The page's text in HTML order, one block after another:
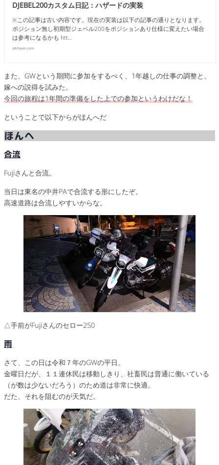
DJEBEL200カスタム日記：ハザードの実装
※この記事は古い内容です。現在の実装は以下の記事の通りとなります。
ポジション無し初期型ジェベル200をポジションあり仕様に変えたい場合
は参考になるかも htt…
szkhaven.com
また、GWという期間に参加をするべく、1年越しの仕事の調整と、
嫁への説得を試みた。
今回の旅程は1年間の準備をした上での参加というわけだな！
ということで以下からがほんへだ
ほんへ
合流
Fujiさんと合流。
当日は東名の中井PAで合流する形にしたぞ。
高速道路は合流しやすいからな。
△手前がFujiさんのセロー250
雨
さて、この日は令和７年のGWの平日。
金曜日だが、１１連休民は移動しきり、社畜民は普通に働いている
（が数は少ないだろう）のため道は非常に快適。
だた、それを阻むのが天気だ。